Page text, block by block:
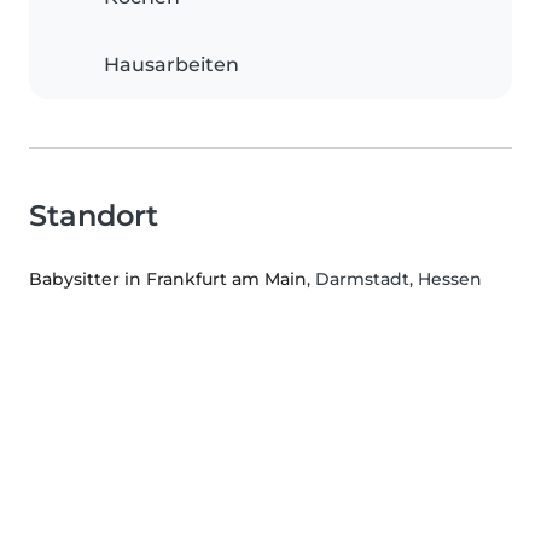
Hausarbeiten
Standort
Babysitter in Frankfurt am Main, Darmstadt, Hessen